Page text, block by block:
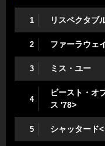
1 リスペクタブ
2 ファーラウェ
3 ミス・ユー
4
ビースト・オ
ス '78>
5 シャッタード